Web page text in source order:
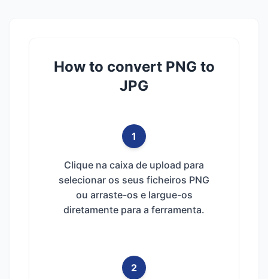
How to convert PNG to
JPG
1
Clique na caixa de upload para
selecionar os seus ficheiros PNG
ou arraste-os e largue-os
diretamente para a ferramenta.
2